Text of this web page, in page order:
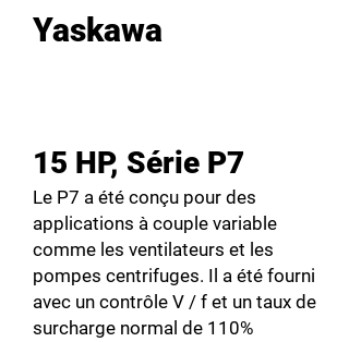
Yaskawa
15 HP, Série P7
Le P7 a été conçu pour des
applications à couple variable
comme les ventilateurs et les
pompes centrifuges. Il a été fourni
avec un contrôle V / f et un taux de
surcharge normal de 110%